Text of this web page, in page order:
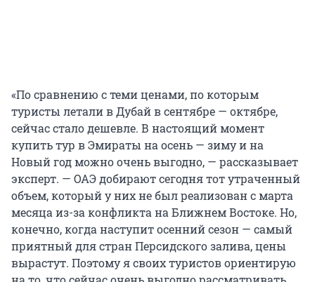
«По сравнению с теми ценами, по которым
туристы летали в Дубай в сентябре — октябре,
сейчас стало дешевле. В настоящий момент
купить тур в Эмираты на осень — зиму и на
Новый год можно очень выгодно, — рассказывает
эксперт. — ОАЭ добирают сегодня тот утраченный
объем, который у них не был реализован с марта
месяца из-за конфликта на Ближнем Востоке. Но,
конечно, когда наступит осенний сезон — самый
приятный для стран Персидского залива, цены
вырастут. Поэтому я своих туристов ориентирую